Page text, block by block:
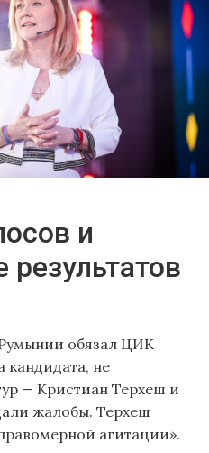
и
обязал ЦИК
кандидата, не
— Кристиан Терхеш и
жалобы. Терхеш
агитации».